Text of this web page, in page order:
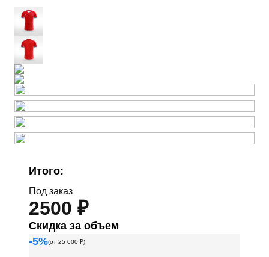
Итого:
Под заказ
2500 ₽
Скидка за объем
-5%(от 25 000 ₽)